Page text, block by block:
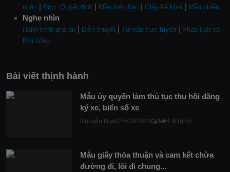
nhận | Đơn, Quyết định | Mẫu biên bản | Giấy kê khai | Mẫu phiếu
Nghe nhìn
Hành trình phá án | Diễn thuyết | Tư vấn trực tuyến | Pháp luật và
Đời sống
Bài viết thịnh hành
Mẫu ủy quyền làm thủ tục thu hồi đăng
ký xe, biển số xe
Nguyễn Ngọc25/03/2024 0 4.9Nghìn
Mẫu giấy thỏa thuận và cam kết chừa
đường đi, lối đi chung...